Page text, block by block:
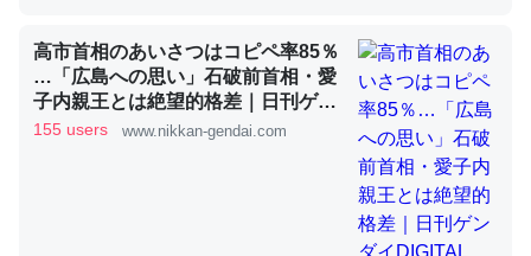
論文では「淡水はカルシウムも酸素も不足してて両方に不
利だから両方が拮抗してるのでは」とあって面白い。海に
いる鋏角類（カブトガニ・ウミグモ）はカルシウムを使わ
高市首相のあいさつはコピペ率85％
…「広島への思い」石破前首相・愛
子内親王とは絶望的格差｜日刊ゲン
ダイDIGITAL
155 users www.nikkan-gendai.com